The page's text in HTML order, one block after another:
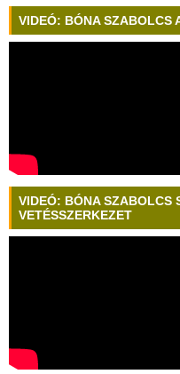
VIDEÓ: BÓNA SZABOLCS
VIDEÓ: BÓNA SZABOLCS
VETÉSSZERKEZET